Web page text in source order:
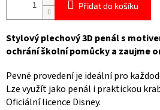
Přidat do košíku
Stylový plechový 3D penál s
ochrání školní pomůcky a zaujme
Pevné provedení je ideální pro
Lze využít jako penál i praktickou
Oficiální licence Disney.